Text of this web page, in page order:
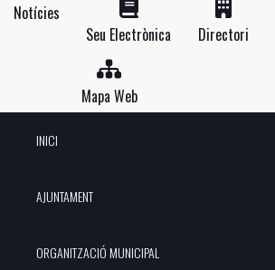
Notícies
Seu Electrònica
Directori
Mapa Web
INICI
AJUNTAMENT
ORGANITZACIÓ MUNICIPAL